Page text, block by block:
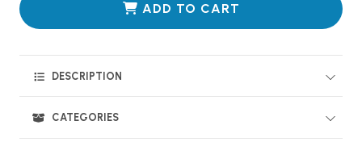
ADD TO CART
DESCRIPTION
CATEGORIES